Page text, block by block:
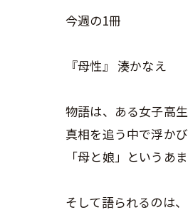
今週の1冊
『母性』 湊かなえ
物語は、ある女子高
真相を追う中で浮か
「母と娘」というあ
そして語られるのは